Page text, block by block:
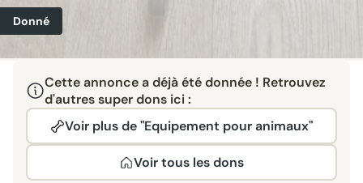
Donné
Cette annonce a déjà été donnée ! Retrouvez
d'autres super dons ici :
Voir plus de "Equipement pour animaux"
Voir tous les dons